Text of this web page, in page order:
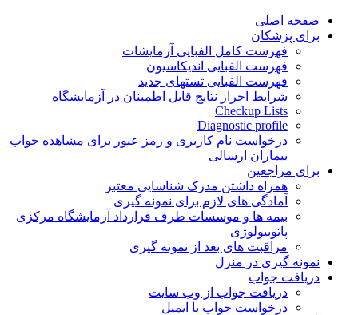
Skip
صفحه اصلی
برای پزشکان
فهرست کامل الفبایی آزمایشات
فهرست الفبایی اندیکاسیون
فهرست الفبایی تستهای جدید
شرایط احراز نتایج قابل اطمینان در آزمایشگاه
Checkup Lists
Diagnostic profile
درخواست نام کاربری و رمز عبور برای مشاهده جواب
بیماران ارسالی
برای مراجعین
همراه داشتن مدرک شناسایی معتبر
آمادگی های لازم برای نمونه گیری
بیمه ها و موسسات طرف قرارداد آزمایشگاه مرکزی
پاتوبیولوژی
مراقبت های بعد از نمونه گیری
نمونه گیری در منزل
دریافت جواب
دریافت جواب از وب سایت
درخواست جواب با ایمیل